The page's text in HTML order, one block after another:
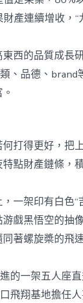
產連續增收，“
西的品質成長
、品德、brand
打得更好，把
點財產鏈條，
架印有白色“
戲黑悟空的抽
著螺旋槳的飛
一架五人座直
飛翔基地擔任